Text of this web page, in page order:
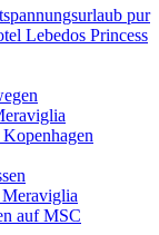
pur
Lebedos Princess
auf MSC